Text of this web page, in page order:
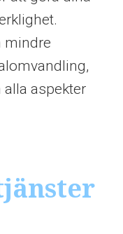
mindre
aspekter